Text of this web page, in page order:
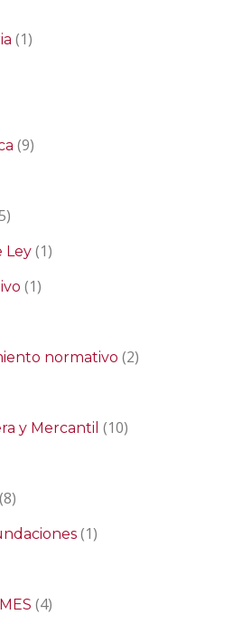
(1)
(9)
Ley (1)
(1)
normativo (2)
y Mercantil (10)
(8)
(1)
(4)